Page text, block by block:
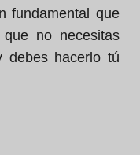
fundamental que
no necesitas
debes hacerlo tú